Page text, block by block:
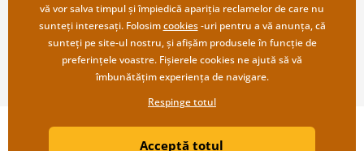
Copyright ©2019 © Dovido.ro.
Litvanyi.sk| Magazinul online a fost creat de
vă vor salva timpul și împiedică apariția reclamelor de care nu
sunteți interesați. Folosimcookies-uri pentru a vă anunța, că
sunteți pe site-ul nostru, și afișăm produsele în funcție de
preferințele voastre. Fișierele cookies ne ajută să vă
îmbunătățim experiența de navigare.
Respinge totul
Acceptă totul